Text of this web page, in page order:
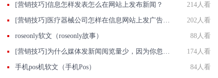
[营销技巧]信息怎样发表怎么在网站上发布新闻？ 214人看
202人看
roseonly软文（roseonly故事） 88人看
174人看
手机pos机软文（手机Pos） 84人看